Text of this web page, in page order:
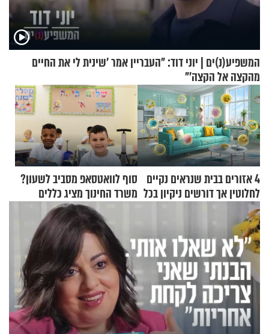
המשפיע(נ)ים | יוני דוד: "העבריין אמר 'שינית לי את החיים
מהקצה אל הקצה'"
4 אזורים בבית שנראים נקיים
לחלוטין אך דורשים ניקיון בכל
סוף שבוע
סוף לוואטסאפ מסביב לשעון?
משרד החינוך מציג כללים
חדשים להורים ולמורים